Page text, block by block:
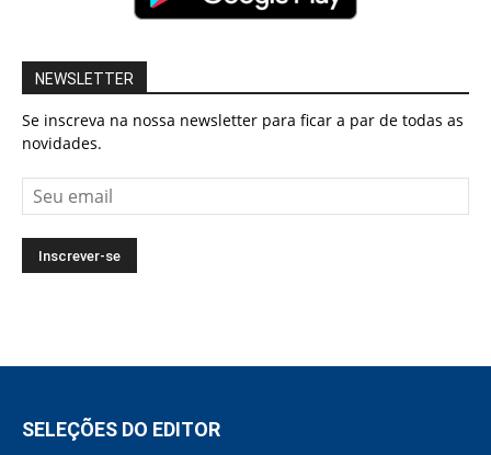
NEWSLETTER
Se inscreva na nossa newsletter para ficar a par de todas as
novidades.
SELEÇÕES DO EDITOR